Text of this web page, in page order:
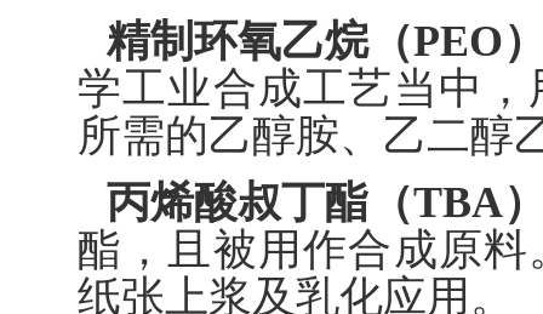
精制环氧乙烷（PEO
学工业合成工艺当中
所需的乙醇胺、乙二醇
丙烯酸叔丁酯（TBA
酯，且被用作合成原
纸张上浆及乳化应用。